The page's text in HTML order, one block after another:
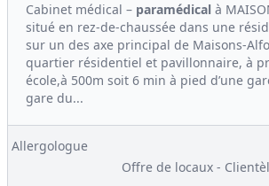
Cabinet médical – paramédical à
situé en rez-de-chaussée dans une
sur un des axe principal de Maisons-
quartier résidentiel et pavillonnaire, à
école,à 500m soit 6 min à pied d’une
gare du...
Allergologue
Offre de locaux -